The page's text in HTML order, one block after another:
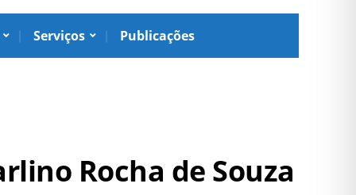
Serviços Publicações
Rocha de Souza